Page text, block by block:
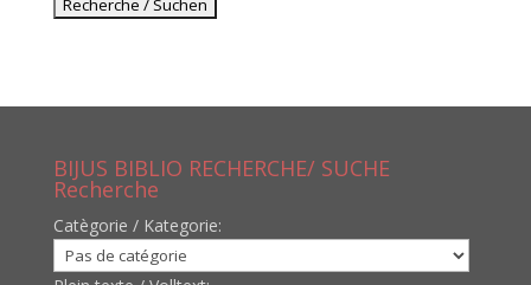
BIJUS BIBLIO RECHERCHE/ SUCHE
Recherche
Catègorie / Kategorie: